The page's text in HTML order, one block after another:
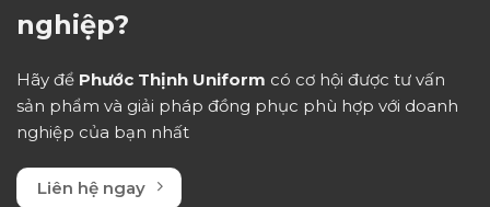
nghiệp?
Hãy để Phước Thịnh Uniform có cơ hội được tư vấn
sản phẩm và giải pháp đồng phục phù hợp với doanh
nghiệp của bạn nhất
Liên hệ ngay